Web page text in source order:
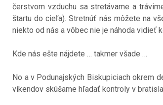
čerstvom vzduchu sa stretávame a
štartu do cieľa). Stretnúť nás môžete na
niekto od nás a vôbec nie je náhoda vidieť
Kde nás ešte nájdete … takmer všade …
No a v Podunajských Biskupiciach okrem
víkendov skúšame hľadať kontroly v